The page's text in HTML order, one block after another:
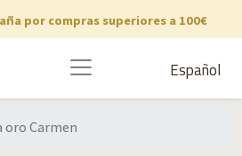
por compras superiores a 100€
Español
oro Carmen